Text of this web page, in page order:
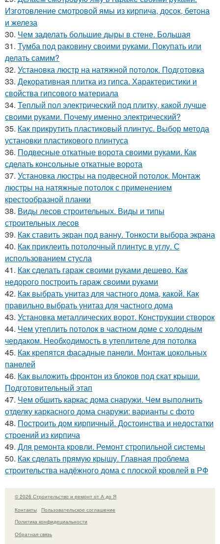
Изготовление смотровой ямы из кирпича, досок, бетона
и железа
30. Чем заделать большие дыры в стене. Большая
31. Тумба под раковину своими руками. Покупать или
делать самим?
32. Установка люстр на натяжной потолок. Подготовка
33. Декоративная плитка из гипса. Характеристики и
свойства гипсового материала
34. Теплый пол электрический под плитку, какой лучше
своими руками. Почему именно электрический?
35. Как прикрутить пластиковый плинтус. Выбор метода
установки пластикового плинтуса
36. Подвесные откатные ворота своими руками. Как
сделать консольные откатные ворота
37. Установка люстры на подвесной потолок. Монтаж
люстры на натяжные потолок с применением
крестообразной планки
38. Виды лесов строительных. Виды и типы
строительных лесов
39. Как ставить экран под ванну. Тонкости выбора экрана
40. Как приклеить потолочный плинтус в углу. С
использованием стусла
41. Как сделать гараж своими руками дешево. Как
недорого построить гараж своими руками
42. Как выбрать унитаз для частного дома, какой. Как
правильно выбрать унитаз для частного дома
43. Установка металлических ворот. Конструкции створок
44. Чем утеплить потолок в частном доме с холодным
чердаком. Необходимость в утеплителе для потолка
45. Как крепятся фасадные панели. Монтаж цокольных
панелей
46. Как выложить фронтон из блоков под скат крыши.
Подготовительный этап
47. Чем обшить каркас дома снаружи. Чем выполнить
отделку каркасного дома снаружи: варианты с фото
48. Построить дом кирпичный. Достоинства и недостатки
строений из кирпича
49. Для ремонта кровли. Ремонт стропильной системы
50. Как сделать прямую крышу. Главная проблема
строительства надёжного дома с плоской кровлей в РФ
© 2026 Строительство и ремонт от А до Я
Контакты
Пользовательское соглашение
Политика конфидециальности
Обратная связь